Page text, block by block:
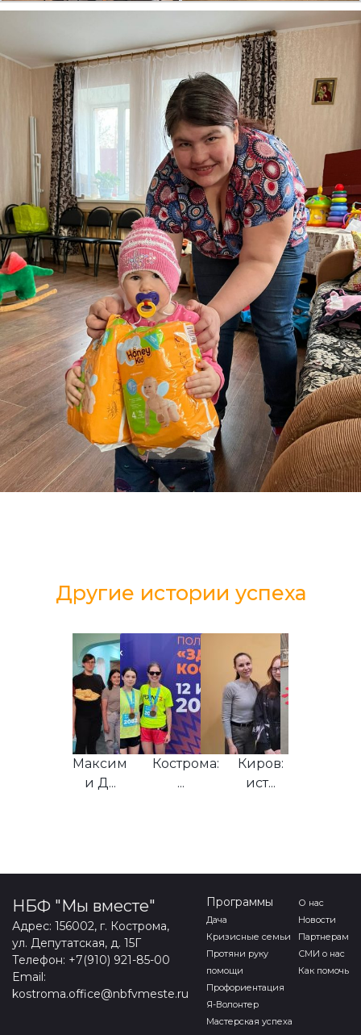
Другие истории успеха
Максим
и Д...
Кострома:
...
Киров:
ист...
НБФ "Мы вместе"
Адрес: 156002, г. Кострома,
ул. Депутатская, д. 15Г
Телефон: +7(910) 921-85-00
Email:
kostroma.office@nbfvmeste.ru
Программы
Дача
Кризисные семьи
Протяни руку
помощи
Профориентация
Я-Волонтер
Мастерская успеха
О нас
Новости
Партнерам
СМИ о нас
Как помочь